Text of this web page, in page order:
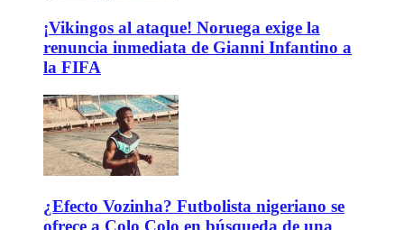
¡Vikingos al ataque! Noruega exige la
renuncia inmediata de Gianni Infantino a
la FIFA
¿Efecto Vozinha? Futbolista nigeriano se
ofrece a Colo Colo en búsqueda de una